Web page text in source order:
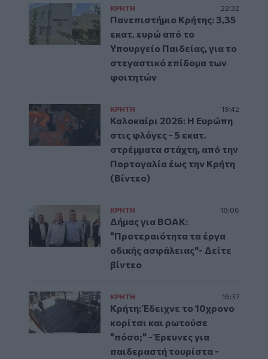
ΚΡΗΤΗ 22:32
Πανεπιστήμιο Κρήτης: 3,35
εκατ. ευρώ από το
Υπουργείο Παιδείας, για το
στεγαστικό επίδομα των
φοιτητών
ΚΡΗΤΗ 19:42
Καλοκαίρι 2026: Η Ευρώπη
στις φλόγες - 5 εκατ.
στρέμματα στάχτη, από την
Πορτογαλία έως την Κρήτη
(Βίντεο)
ΚΡΗΤΗ 18:06
Δήμας για ΒΟΑΚ:
"Προτεραιότητα τα έργα
οδικής ασφάλειας"- Δείτε
βίντεο
ΚΡΗΤΗ 16:37
Κρήτη: Έδειχνε το 10χρονο
κορίτσι και ρωτούσε
"πόσο;" - Έρευνες για
παιδεραστή τουρίστα -